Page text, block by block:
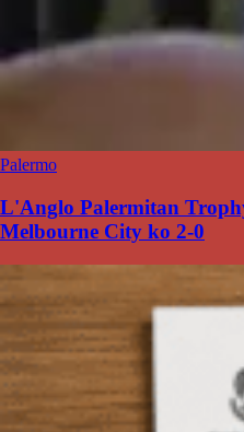
Palermo
L'Anglo Palermitan
Melbourne City ko 2-0